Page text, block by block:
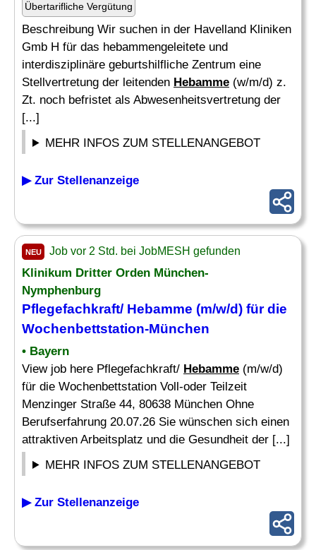
Übertarifliche Vergütung
Beschreibung Wir suchen in der Havelland Kliniken
Gmb H für das hebammengeleitete und
interdisziplinäre geburtshilfliche Zentrum eine
Stellvertretung der leitenden Hebamme (w/m/d) z.
Zt. noch befristet als Abwesenheitsvertretung der
[...]
MEHR INFOS ZUM STELLENANGEBOT
▶ Zur Stellenanzeige
NEU Job vor 2 Std. bei JobMESH gefunden
Klinikum Dritter Orden München-
Nymphenburg
Pflegefachkraft/ Hebamme (m/w/d) für die
Wochenbettstation-München
• Bayern
View job here Pflegefachkraft/ Hebamme (m/w/d)
für die Wochenbettstation Voll-oder Teilzeit
Menzinger Straße 44, 80638 München Ohne
Berufserfahrung 20.07.26 Sie wünschen sich einen
attraktiven Arbeitsplatz und die Gesundheit der [...]
MEHR INFOS ZUM STELLENANGEBOT
▶ Zur Stellenanzeige